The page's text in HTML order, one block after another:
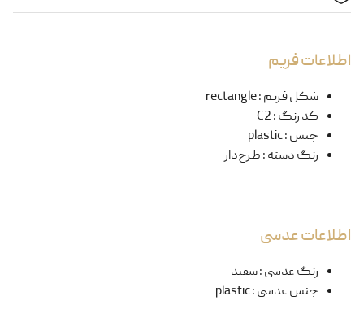
اطلاعات فریم
شکل فریم:
rectangle
کد رنگ:
C2
جنس:
plastic
رنگ دسته:طرح‌دار
اطلاعات عدسی
رنگ عدسی:سفید
جنس عدسی:
plastic